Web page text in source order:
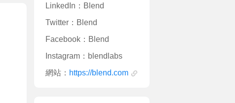
LinkedIn：Blend
Twitter：Blend
Facebook：Blend
Instagram：blendlabs
網站： https://blend.com